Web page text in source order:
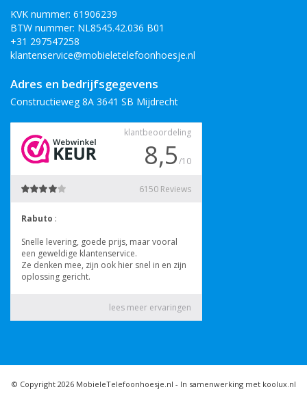
KVK nummer: 61906239
BTW nummer: NL8545.42.036 B01
+31 297547258
klantenservice@mobieletelefoonhoesje.nl
Adres en bedrijfsgegevens
Constructieweg 8A 3641 SB Mijdrecht
© Copyright 2026 MobieleTelefoonhoesje.nl - In samenwerking met koolux.nl